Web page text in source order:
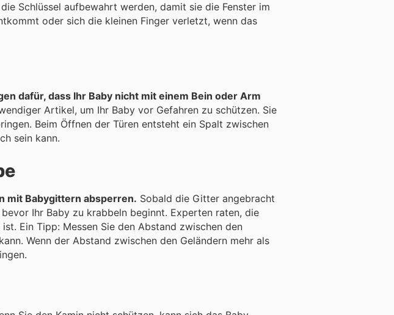
Schlüssel aufbewahrt werden, damit sie die Fenster im
oder sich die kleinen Finger verletzt, wenn das
dafür, dass Ihr Baby nicht mit einem Bein oder Arm
Artikel, um Ihr Baby vor Gefahren zu schützen. Sie
Beim Öffnen der Türen entsteht ein Spalt zwischen
sein kann.
mit Babygittern absperren. Sobald die Gitter angebracht
Ihr Baby zu krabbeln beginnt. Experten raten, die
Ein Tipp: Messen Sie den Abstand zwischen den
Wenn der Abstand zwischen den Geländern mehr als